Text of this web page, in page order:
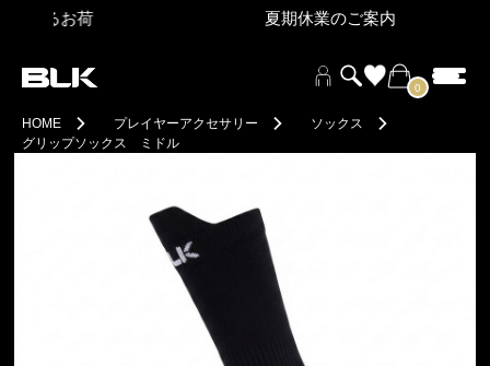
よるお荷 夏期休業のご案内
0
HOME プレイヤーアクセサリー
ソックス
グリップソックス ミドル